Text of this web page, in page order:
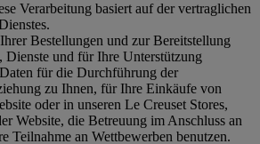
Verarbeitung basiert auf der vertraglichen
Bestellungen und zur Bereitstellung
Dienste und für Ihre Unterstützung
für die Durchführung der
zu Ihnen, für Ihre Einkäufe von
oder in unseren Le Creuset Stores,
Website, die Betreuung im Anschluss an
Teilnahme an Wettbewerben benutzen.